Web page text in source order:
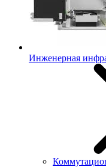
Инженерная